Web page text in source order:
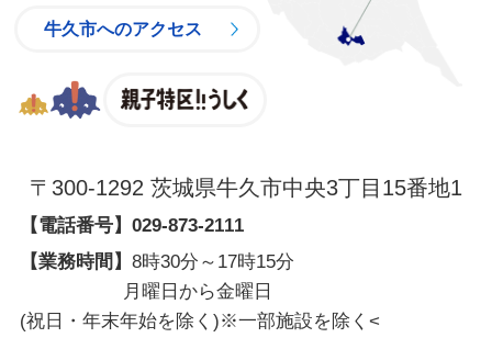
牛久市へのアクセス
〒300-1292 茨城県牛久市中央3丁目15番地1
【電話番号】 029-873-2111
【業務時間】 8時30分～17時15分
月曜日から金曜日
(祝日・年末年始を除く)※一部施設を除く <